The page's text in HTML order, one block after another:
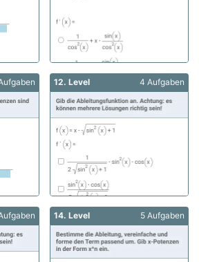
12. Level 4 Aufgaben
14. Level 5 Aufgaben